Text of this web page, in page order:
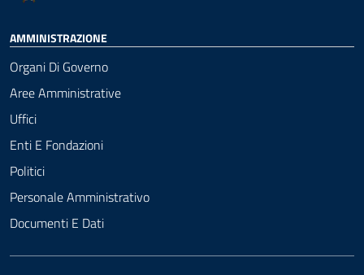
AMMINISTRAZIONE
Organi Di Governo
Aree Amministrative
Uffici
Enti E Fondazioni
Politici
Personale Amministrativo
Documenti E Dati